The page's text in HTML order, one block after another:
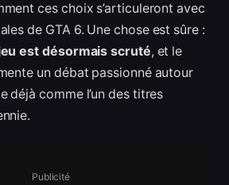
ces choix s’articuleront avec
de GTA 6. Une chose est sûre :
est désormais scruté, et le
un débat passionné autour
déjà comme l’un des titres
Publicité